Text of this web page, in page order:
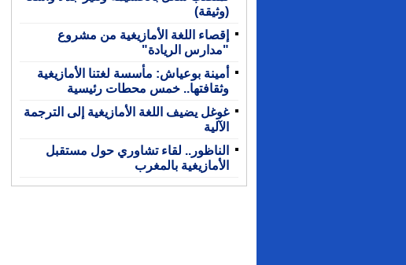
(وثيقة)
إقصاء اللغة الأمازيغية من مشروع
"مدارس الريادة"
أمينة بوعياش: مأسسة لغتنا الأمازيغية
وثقافتها.. خمس محطات رئيسية
غوغل يضيف اللغة الأمازيغية إلى الترجمة
الآلية
الناظور.. لقاء تشاوري حول مستقبل
الأمازيغية بالمغرب